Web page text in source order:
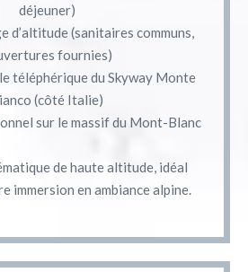
déjeuner)
d’altitude (sanitaires communs,
fournies)
téléphérique du Skyway Monte
(côté Italie)
sur le massif du Mont-Blanc
de haute altitude, idéal
immersion en ambiance alpine.